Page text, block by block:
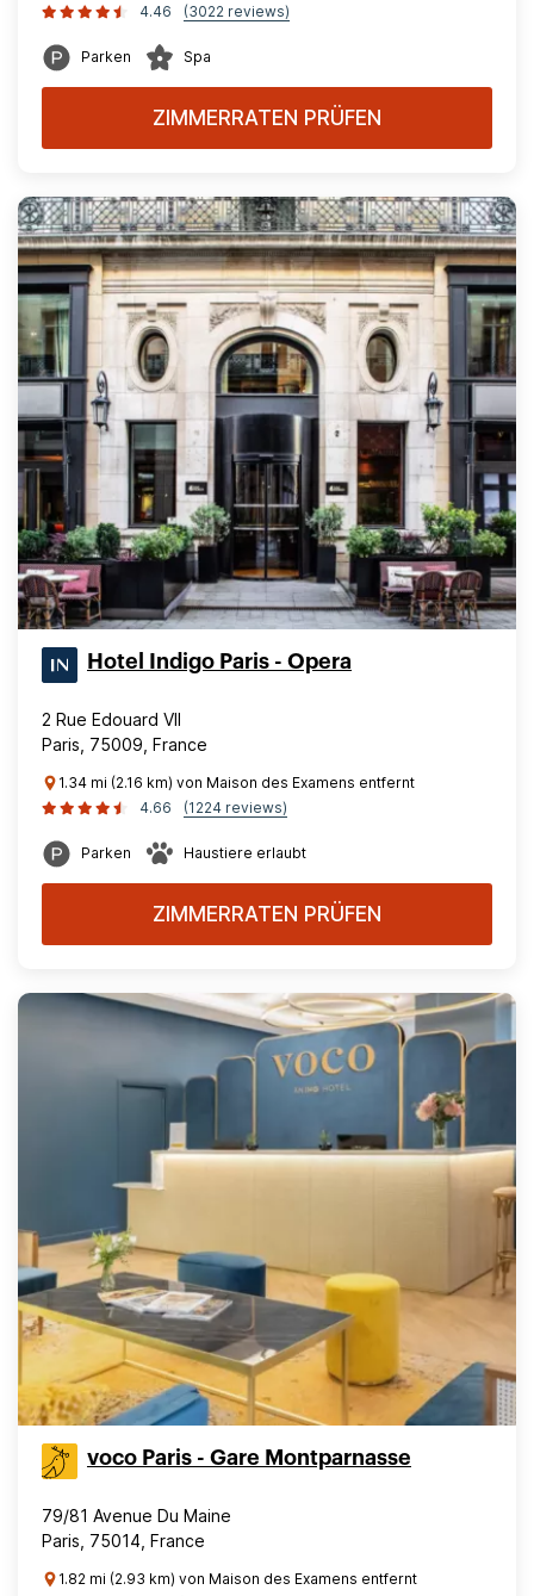
4.46 (3022 reviews)
Parken Spa
ZIMMERRATEN PRÜFEN
Hotel Indigo Paris - Opera
2 Rue Edouard VII
Paris, 75009, France
1.34 mi (2.16 km) von Maison des Examens entfernt
4.66
(1224 reviews)
Parken Haustiere erlaubt
ZIMMERRATEN PRÜFEN
voco Paris - Gare Montparnasse
79/81 Avenue Du Maine
Paris, 75014, France
1.82 mi (2.93 km) von Maison des Examens entfernt